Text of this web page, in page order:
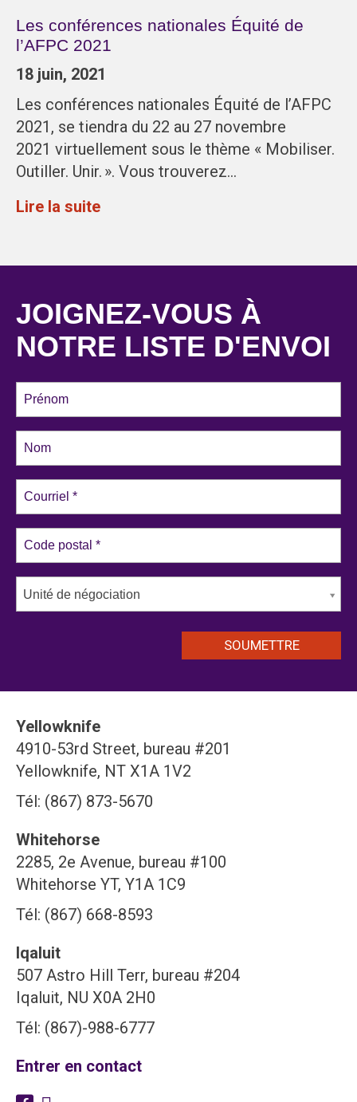
Les conférences nationales Équité de
l’AFPC 2021
18 juin, 2021
Les conférences nationales Équité de l’AFPC
2021, se tiendra du 22 au 27 novembre
2021 virtuellement sous le thème « Mobiliser.
Outiller. Unir. ». Vous trouverez…
Lire la suite
JOIGNEZ-VOUS À
NOTRE LISTE D'ENVOI
Unité de négociation
Yellowknife
4910-53rd Street, bureau #201
Yellowknife, NT X1A 1V2
Tél: (867) 873-5670
Whitehorse
2285, 2e Avenue, bureau #100
Whitehorse YT, Y1A 1C9
Tél: (867) 668-8593
Iqaluit
507 Astro Hill Terr, bureau #204
Iqaluit, NU X0A 2H0
Tél: (867)-988-6777
Entrer en contact